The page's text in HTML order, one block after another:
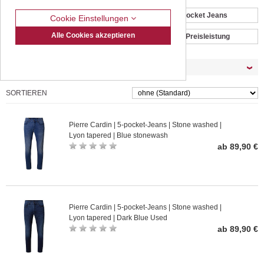
Herrenausstatter mit dem Herz für alle Männergrößen.
Wir beraten Sie
Stretch-Jeans Five Pocket Jeans
Bundfalten-Jeans Jeans Preisleistung
SORTIEREN
Pierre Cardin | 5-pocket-Jeans | Stone washed |
Lyon tapered | Blue stonewash
ab 89,90 €
Pierre Cardin | 5-pocket-Jeans | Stone washed |
Lyon tapered | Dark Blue Used
ab 89,90 €
Cookie Einstellungen
Alle Cookies akzeptieren